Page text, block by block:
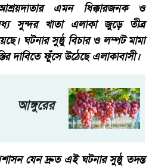
এমন ধিক্কারজনক ও
সুন্দর খাতা এলাকা জুড়ে তীব্র
ঘটনার সুষ্ঠু বিচার ও লম্পট মামা
দাবিতে ফুঁসে উঠেছে এলাকাবাসী।
আঙ্গুরের
যেন দ্রুত এই ঘটনার সুষ্ঠু তদন্ত